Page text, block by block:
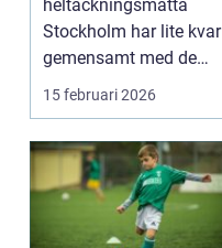
heltäckningsmatta
Stockholm har lite kvar
gemensamt med de
platta, trista varianter
15 februari 2026